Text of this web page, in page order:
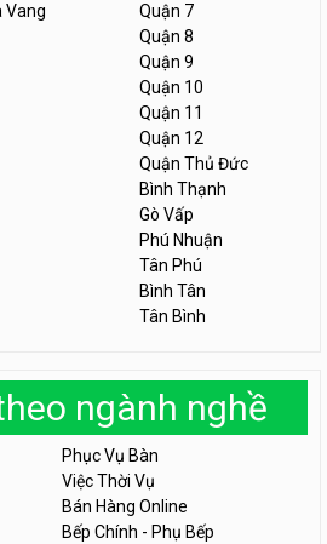
Vang
Quận 7
Quận 8
Quận 9
Quận 10
Quận 11
Quận 12
Quận Thủ Đức
Bình Thạnh
Gò Vấp
Phú Nhuận
Tân Phú
Bình Tân
Tân Bình
ngành nghề
Phục Vụ Bàn
Việc Thời Vụ
Bán Hàng Online
Bếp Chính - Phụ Bếp